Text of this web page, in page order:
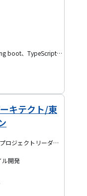
AWS、Next.js、PostgreSQL、React、Spring boot、TypeScript、Kotlin、DevOps、SaaS、Terraform、品質保証、テスト設計、アジャイル開発
キテクト/東
システムエンジニア(SE)、テックリード、プロジェクトリーダー(PL)
ル開発